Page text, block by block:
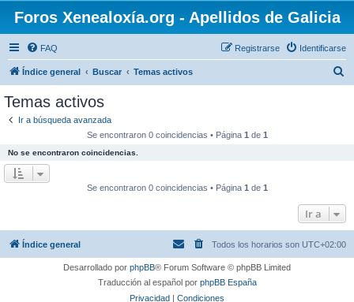
Foros Xenealoxía.org - Apellidos de Galicia
FAQ Identificarse
Registrarse
Índice general Buscar Temas activos
Temas activos
Ir a búsqueda avanzada
Se encontraron 0 coincidencias • Página 1 de 1
No se encontraron coincidencias.
Se encontraron 0 coincidencias • Página 1 de 1
Ir a
Índice general Todos los horarios son UTC+02:00
Desarrollado por phpBB® Forum Software © phpBB Limited
Traducción al español por phpBB España
Privacidad | Condiciones